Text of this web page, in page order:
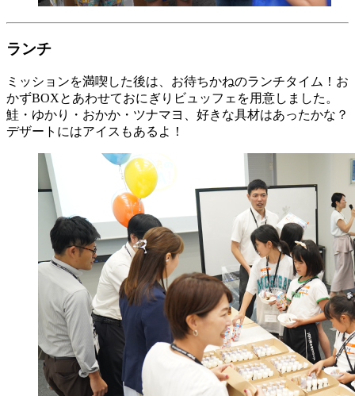
ランチ
ミッションを満喫した後は、お待ちかねのランチタイム！お
かずBOXとあわせておにぎりビュッフェを用意しました。
鮭・ゆかり・おかか・ツナマヨ、好きな具材はあったかな？
デザートにはアイスもあるよ！